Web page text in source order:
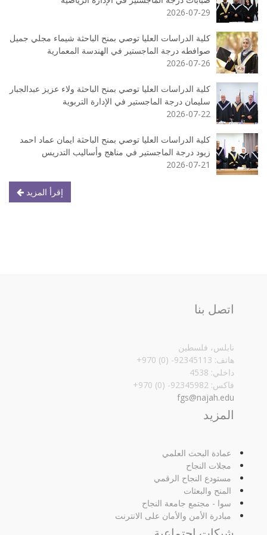
2026-07-29
كلية الدراسات العليا توصي بمنح الباحثة شيماء مجلي جميل
صوافطه درجة الماجستير في الهندسة المعمارية
2026-07-26
كلية الدراسات العليا توصي بمنح الباحثة ولاء عزيز عبدالجبار
سليمان درجة الماجستير في الإدارة التربوية
2026-07-22
كلية الدراسات العليا توصي بمنح الباحثة ايمان عماد احمد
زيود درجة الماجستير في مناهج وأساليب التدريس
2026-07-21
إقرأ المزيد
اتصل بنا
نابلس، فلسطين
هاتف: 92345113- (0) 970+
داخلي: 4538
فاكس: 92345982- (0) 970+‏
fgs@najah.edu
المزيد
عمادة البحث العلمي
مجلات النجاح
مستودع النجاح الرقمي
المنح والبعثات
سوا - مجتمع جامعة النجاح
مبادرة الأمن والأمان على الانترنت